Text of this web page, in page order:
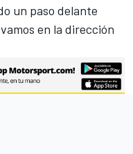
un paso delante
en la dirección